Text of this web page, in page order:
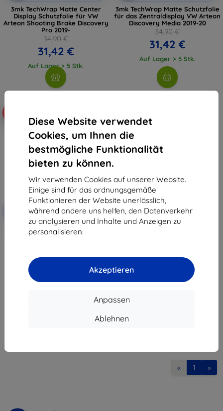
Diese Website verwendet
Cookies, um Ihnen die
bestmögliche Funktionalität
bieten zu können.
Wir verwenden Cookies auf unserer Website.
Einige sind für das ordnungsgemäße
Funktionieren der Website unerlässlich,
während andere uns helfen, den Datenverkehr
zu analysieren und Inhalte und Anzeigen zu
personalisieren.
Akzeptieren
Anpassen
Ablehnen
3mk TechWrap Matte Center
Display Schutzfolie für VW
Arteon Shooting Brake Discovery
Pro 2019-
34,90 €
31,42 €
Auf Lager > 5 Stk.
3mk TechWrap Matte Schutzfolie
für das Zentraldisplay VW Arteon
Discovery Media 2019-20
34,90 €
31,42 €
Auf Lager > 5 Stk.
Rabatt
mit
Gutschein
EXTRA10
3mk TechWrap Matte Schutzfolie
34,90 €
Auf Lager > 5 Stk.
« 1 »